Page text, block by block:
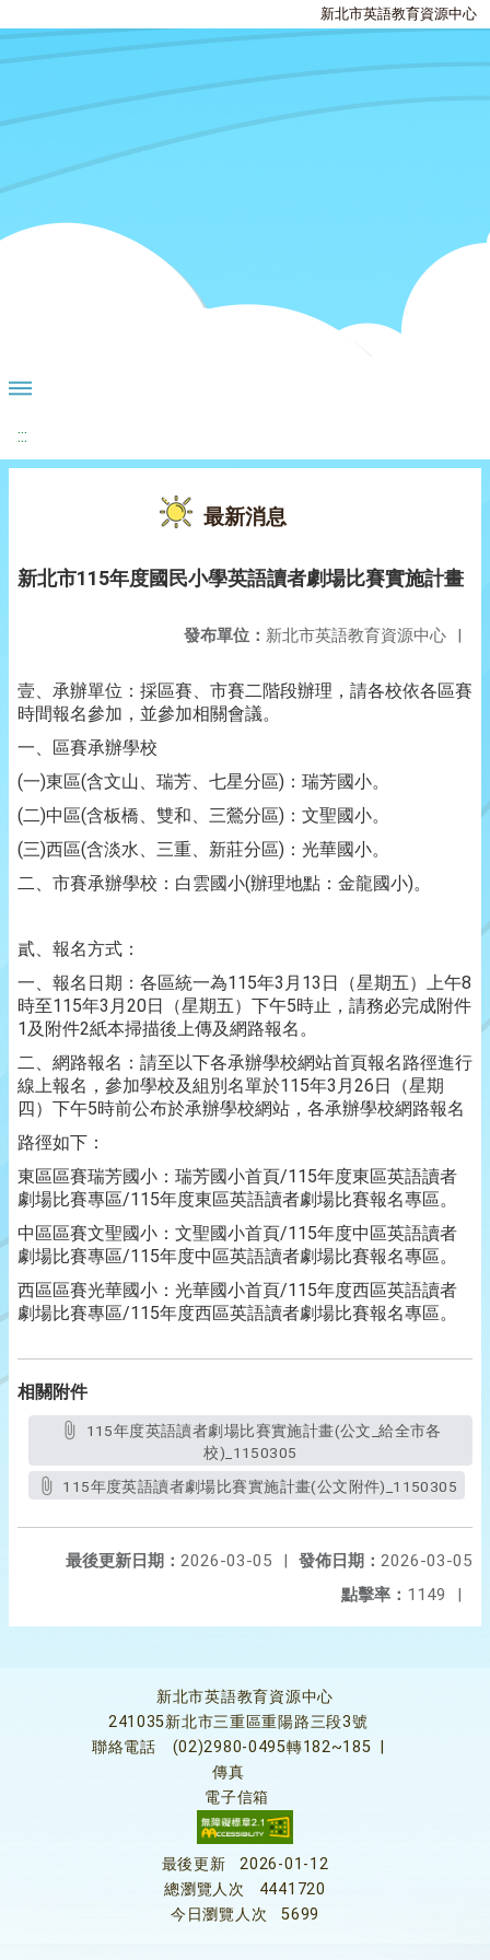
新北市英語教育資源中心
:::
最新消息
新北市115年度國民小學英語讀者劇場比賽實施計畫
發布單位： 新北市英語教育資源中心 |
壹、承辦單位：採區賽、市賽二階段辦理，請各校依各區賽
時間報名參加，並參加相關會議。
一、區賽承辦學校
(一)東區(含文山、瑞芳、七星分區) ：瑞芳國小。
(二)中區(含板橋、雙和、三鶯分區) ：文聖國小。
(三)西區(含淡水、三重、新莊分區) ：光華國小。
二、市賽承辦學校：白雲國小(辦理地點：金龍國小)。
貳、報名方式：
一、報名日期：各區統一為115年3 月 13 日（星期五）上午8
時至115年3 月 20日（星期五）下午5時止，請務必完成附件
1 及附件2紙本掃描後上傳及網路報名。
二、網路報名：請至以下各承辦學校網站首頁報名路徑進行
線上報名，參加學校及組別名單於115年3 月 26 日（星期
四）下午5時前公布於承辦學校網站，各承辦學校網路報名
路徑如下：
東區區賽瑞芳國小：瑞芳國小首頁/115年度東區英語讀者
劇場比賽專區/115年度東區英語讀者劇場比賽報名專區。
中區區賽文聖國小：文聖國小首頁/115年度中區英語讀者
劇場比賽專區/115年度中區英語讀者劇場比賽報名專區。
西區區賽光華國小：光華國小首頁/115年度西區英語讀者
劇場比賽專區/115年度西區英語讀者劇場比賽報名專區。
相關附件
校)_1150305
115年度英語讀者劇場比賽實施計畫(公文附件)_1150305
發佈日期： 2026-03-05
最後更新日期： 2026-03-05
|
點擊率： 1149 |
新北市英語教育資源中心
241035新北市三重區重陽路三段3號
聯絡電話
(02)2980-0495轉182~185
傳真
電子信箱
最後更新
2026-01-12
總瀏覽人次
4441720
今日瀏覽人次
5699